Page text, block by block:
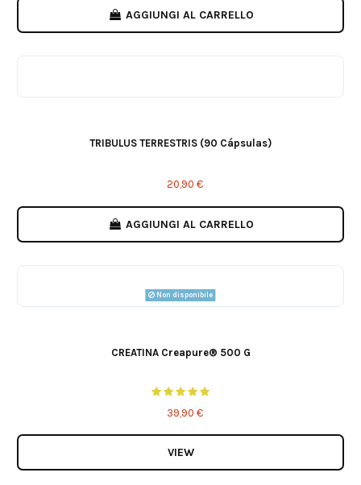
AGGIUNGI AL CARRELLO
TRIBULUS TERRESTRIS (90 Cápsulas)
20,90 €
AGGIUNGI AL CARRELLO
Non disponibile
CREATINA Creapure® 500 G
39,90 €
VIEW